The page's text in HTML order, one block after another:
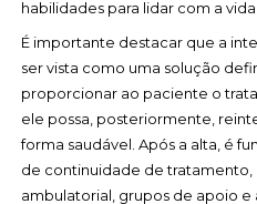
habilidades para lidar com a
É importante destacar que a
ser vista como uma solução
proporcionar ao paciente o
ele possa, posteriormente,
forma saudável. Após a alta, é
de continuidade de tratamento,
ambulatorial, grupos de apoio